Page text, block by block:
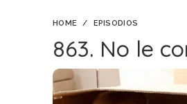
HOME EPISODIOS
863. No le